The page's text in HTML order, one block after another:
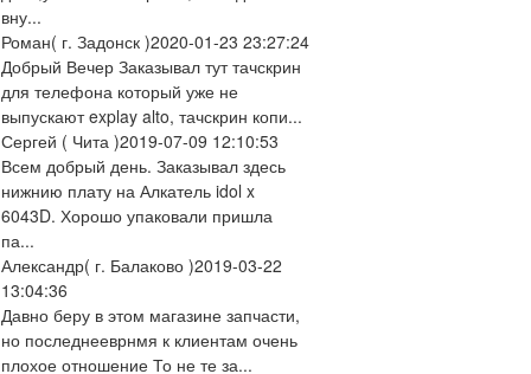
вну...
Роман( г. Задонск )2020-01-23 23:27:24
Добрый Вечер Заказывал тут тачскрин
для телефона который уже не
выпускают explay alto, тачскрин копи...
Сергей ( Чита )2019-07-09 12:10:53
Всем добрый день. Заказывал здесь
нижнию плату на Алкатель idol x
6043D. Хорошо упаковали пришла
па...
Александр( г. Балаково )2019-03-22
13:04:36
Давно беру в этом магазине запчасти,
но последнееврнмя к клиентам очень
плохое отношение То не те за...